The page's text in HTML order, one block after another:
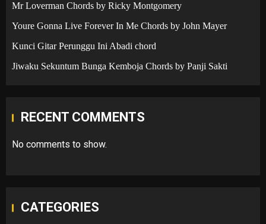
Mr Loverman Chords by Ricky Montgomery
Youre Gonna Live Forever In Me Chords by John Mayer
Kunci Gitar Perunggu Ini Abadi chord
Jiwaku Sekuntum Bunga Kemboja Chords by Panji Sakti
RECENT COMMENTS
No comments to show.
CATEGORIES